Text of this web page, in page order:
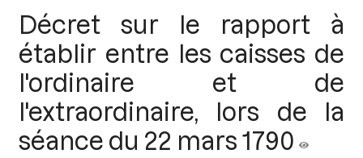
Décret sur le rapport à
établir entre les caisses de
l'ordinaire et de
l'extraordinaire, lors de la
séance du 22 mars 1790